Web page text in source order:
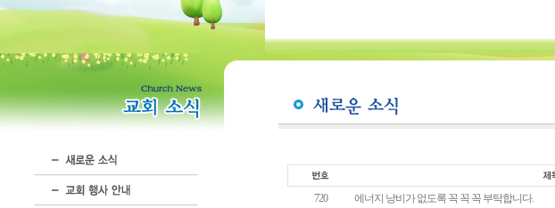
720 에너지 낭비가 없도록 꼭 꼭 꼭 부탁합니다.